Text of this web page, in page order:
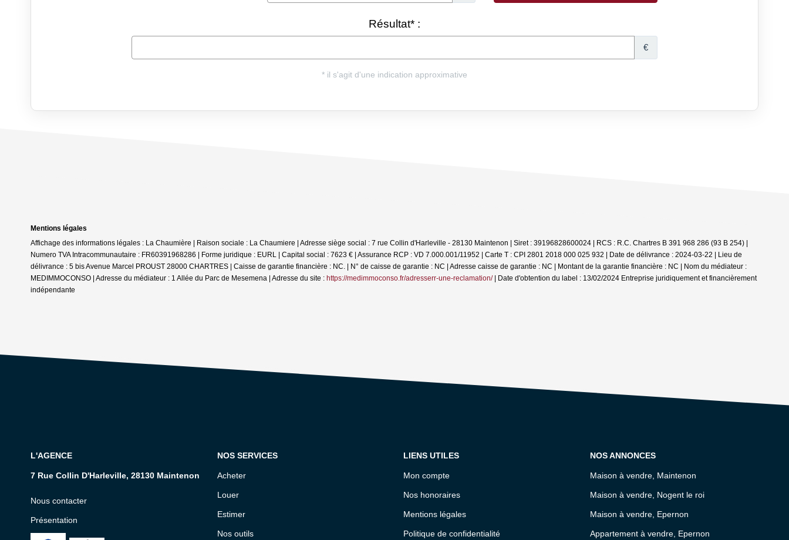
Mentions légales
Affichage des informations légales : La Chaumière | Raison sociale : La Chaumiere | Adresse siège social : 7 rue Collin d'Harleville - 28130 Maintenon | Siret : 39196828600024 | RCS : R.C. Chartres B 391 968 286 (93 B 254) |
Numero TVA Intracommunautaire : FR60391968286 | Forme juridique : EURL | Capital social : 7623 € | Assurance RCP : VD 7.000.001/11952 | Carte T : CPI 2801 2018 000 025 932 | Date de délivrance : 2024-03-22 | Lieu de
délivrance : 5 bis Avenue Marcel PROUST 28000 CHARTRES | Caisse de garantie financière : NC. | N° de caisse de garantie : NC | Adresse caisse de garantie : NC | Montant de la garantie financière : NC | Nom du médiateur :
MEDIMMOCONSO | Adresse du médiateur : 1 Allée du Parc de Mesemena | Adresse du site : https://medimmoconso.fr/adresserr-une-reclamation/| Date d'obtention du label : 13/02/2024 Entreprise juridiquement et financièrement
indépendante
L'AGENCE
7 Rue Collin D'Harleville, 28130 Maintenon
Nous contacter
Présentation
NOS SERVICES
Acheter
Louer
Estimer
Nos outils
LIENS UTILES
Mon compte
Nos honoraires
Mentions légales
Politique de confidentialité
NOS ANNONCES
Maison à vendre, Maintenon
Maison à vendre, Nogent le roi
Maison à vendre, Epernon
Appartement à vendre, Epernon